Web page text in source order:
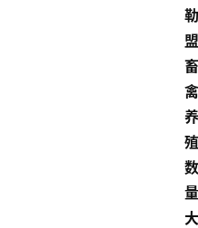
勒
盟
畜
禽
养
殖
数
量
大